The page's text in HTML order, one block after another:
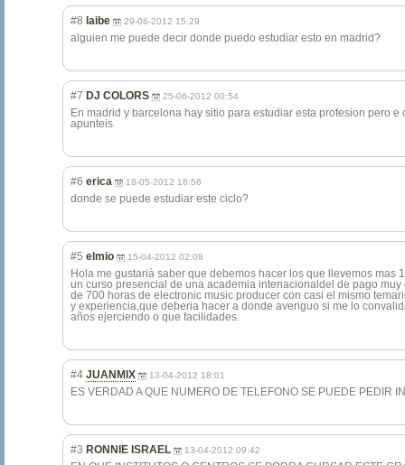
#8 laibe 29-06-2012 15:29
alguien me puede decir donde puedo estudiar esto en madrid?
#7 DJ COLORS 25-06-2012 00:54
En madrid y barcelona hay sitio para estudiar esta profesion pero
apunteis
#6 erica 18-05-2012 16:56
donde se puede estudiar este ciclo?
#5 elmio 15-04-2012 02:08
Hola me gustarià saber que debemos hacer los que llevemos mas
un curso presencial de una academia intenacionaldel de pago
de 700 horas de electronic music producer con casi el mismo
y experiencia,que deberia hacer a donde averiguo si me lo
años ejerciendo o que facilidades.
#4 JUANMIX 13-04-2012 18:01
ES VERDAD A QUE NUMERO DE TELEFONO SE PUEDE PEDIR
#3 RONNIE ISRAEL 13-04-2012 09:42